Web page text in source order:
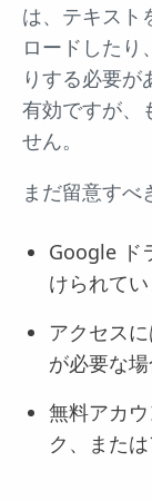
は、テキスト
ロードしたり
りする必要が
有効ですが、
せん。
まだ留意すべ
Google ド
けられて
アクセス
が必要な
無料アカ
ク、また